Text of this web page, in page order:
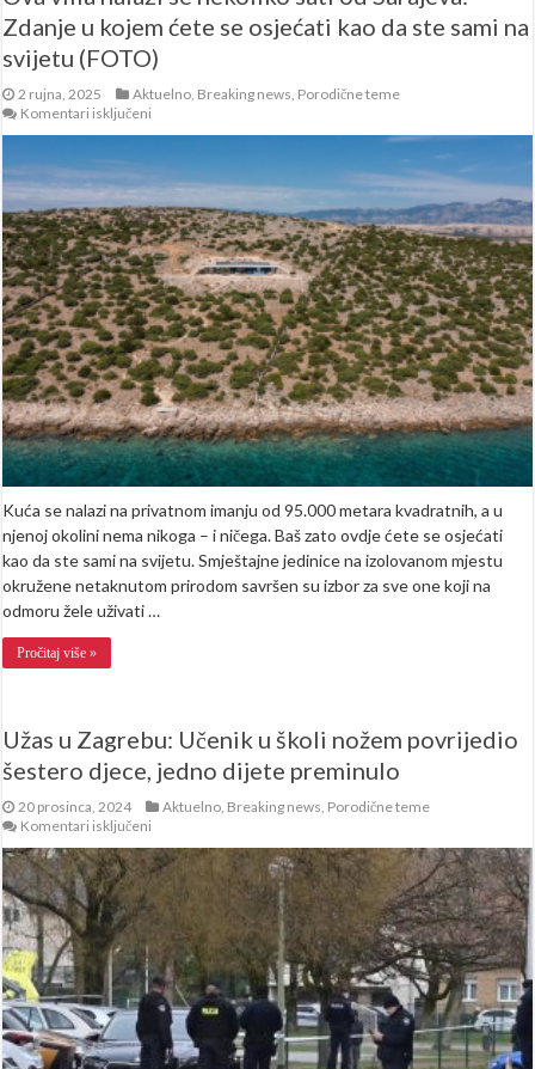
Zdanje u kojem ćete se osjećati kao da ste sami na
svijetu (FOTO)
2 rujna, 2025 Aktuelno Breaking news Porodične teme
Komentari isključeni
nalazi
se
sati
od
Sarajeva:
Zdanje
u
kojem
ćete
se
osjećati
kao
da
ste
sami
na
svijetu
(FOTO)
Kuća se nalazi na privatnom imanju od 95.000 metara kvadratnih, a u
njenoj okolini nema nikoga – i ničega. Baš zato ovdje ćete se osjećati
kao da ste sami na svijetu. Smještajne jedinice na izolovanom mjestu
okružene netaknutom prirodom savršen su izbor za sve one koji na
odmoru žele uživati …
Pročitaj više »
Užas u Zagrebu: Učenik u školi nožem povrijedio
šestero djece, jedno dijete preminulo
20 prosinca, 2024 Aktuelno Breaking news Porodične teme
Komentari isključeni
u
Zagrebu:
školi
nožem
povrijedio
šestero
djece,
jedno
dijete
preminulo